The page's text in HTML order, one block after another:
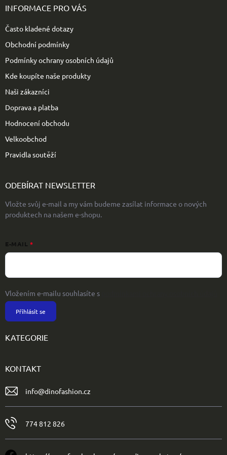
INFORMACE PRO VÁS
Často kladené dotazy
Obchodní podmínky
Podmínky ochrany osobních údajů
Kde koupíte naše produkty
Naši zákazníci
Doprava a platba
Hodnocení obchodu
Velkoobchod
Pravidla soutěží
ODEBÍRAT NEWSLETTER
Vložte svůj e-mail a my vám budeme zasílat informace o nových
produktech na našem e-shopu.
E-MAIL
Vložením e-mailu souhlasíte s
Přihlásit se
KATEGORIE
KONTAKT
info@dinofashion.cz
774 812 826